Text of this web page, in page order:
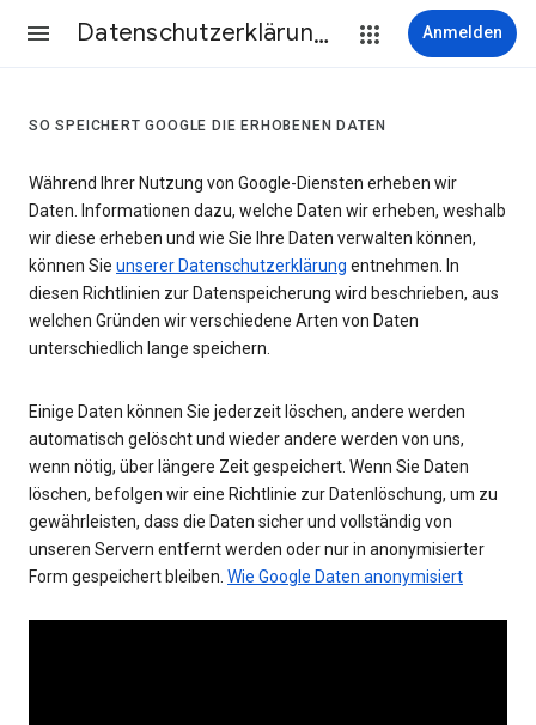
Datenschutzerklärung & Nutzungsbedingungen Anmelden
SO SPEICHERT GOOGLE DIE ERHOBENEN DATEN
Während Ihrer Nutzung von Google-Diensten erheben wir
Daten. Informationen dazu, welche Daten wir erheben, weshalb
wir diese erheben und wie Sie Ihre Daten verwalten können,
können Sie unserer Datenschutzerklärung entnehmen. In
diesen Richtlinien zur Datenspeicherung wird beschrieben, aus
welchen Gründen wir verschiedene Arten von Daten
unterschiedlich lange speichern.
Einige Daten können Sie jederzeit löschen, andere werden
automatisch gelöscht und wieder andere werden von uns,
wenn nötig, über längere Zeit gespeichert. Wenn Sie Daten
löschen, befolgen wir eine Richtlinie zur Datenlöschung, um zu
gewährleisten, dass die Daten sicher und vollständig von
unseren Servern entfernt werden oder nur in anonymisierter
Form gespeichert bleiben. Wie Google Daten anonymisiert